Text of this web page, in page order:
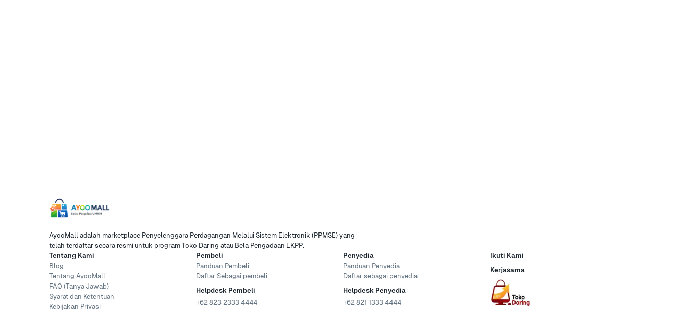
AyooMall adalah marketplace Penyelenggara Perdagangan Melalui Sistem Elektronik (PPMSE) yang
telah terdaftar secara resmi untuk program Toko Daring atau Bela Pengadaan LKPP.
Tentang Kami
Blog
Tentang AyooMall
FAQ (Tanya Jawab)
Syarat dan Ketentuan
Kebijakan Privasi
Pembeli
Panduan Pembeli
Daftar Sebagai pembeli
Helpdesk Pembeli
+62 823 2333 4444
Penyedia
Panduan Penyedia
Daftar sebagai penyedia
Helpdesk Penyedia
+62 821 1333 4444
Ikuti Kami
Kerjasama